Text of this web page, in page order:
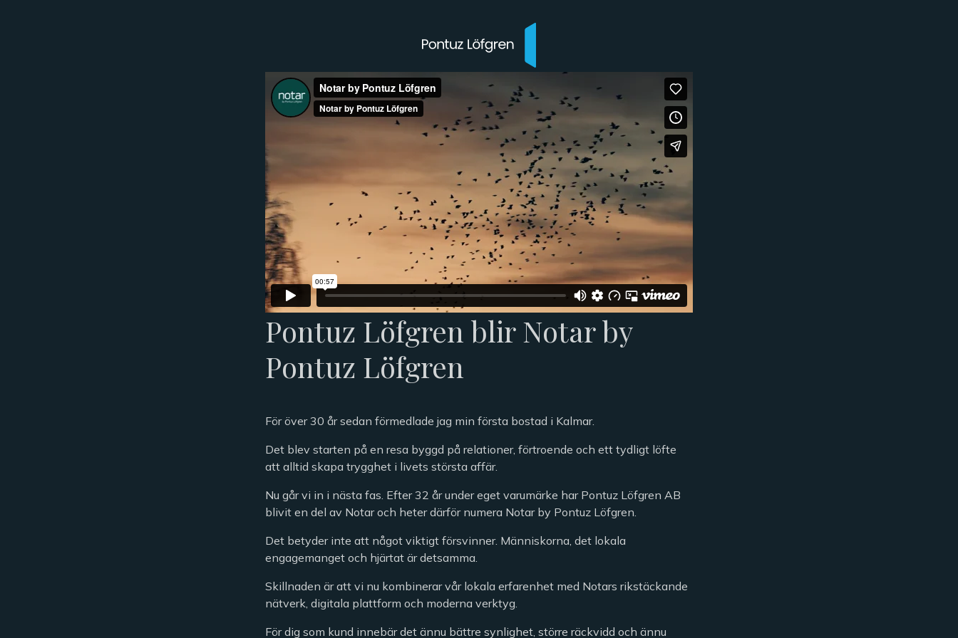
Pontuz Löfgren blir Notar by
Pontuz Löfgren
För över 30 år sedan förmedlade jag min första bostad i Kalmar.
Det blev starten på en resa byggd på relationer, förtroende och ett tydligt löfte
att alltid skapa trygghet i livets största affär.
Nu går vi in i nästa fas. Efter 32 år under eget varumärke har Pontuz Löfgren AB
blivit en del av Notar och heter därför numera Notar by Pontuz Löfgren.
Det betyder inte att något viktigt försvinner. Människorna, det lokala
engagemanget och hjärtat är detsamma.
Skillnaden är att vi nu kombinerar vår lokala erfarenhet med Notars rikstäckande
nätverk, digitala plattform och moderna verktyg.
För dig som kund innebär det ännu bättre synlighet, större räckvidd och ännu